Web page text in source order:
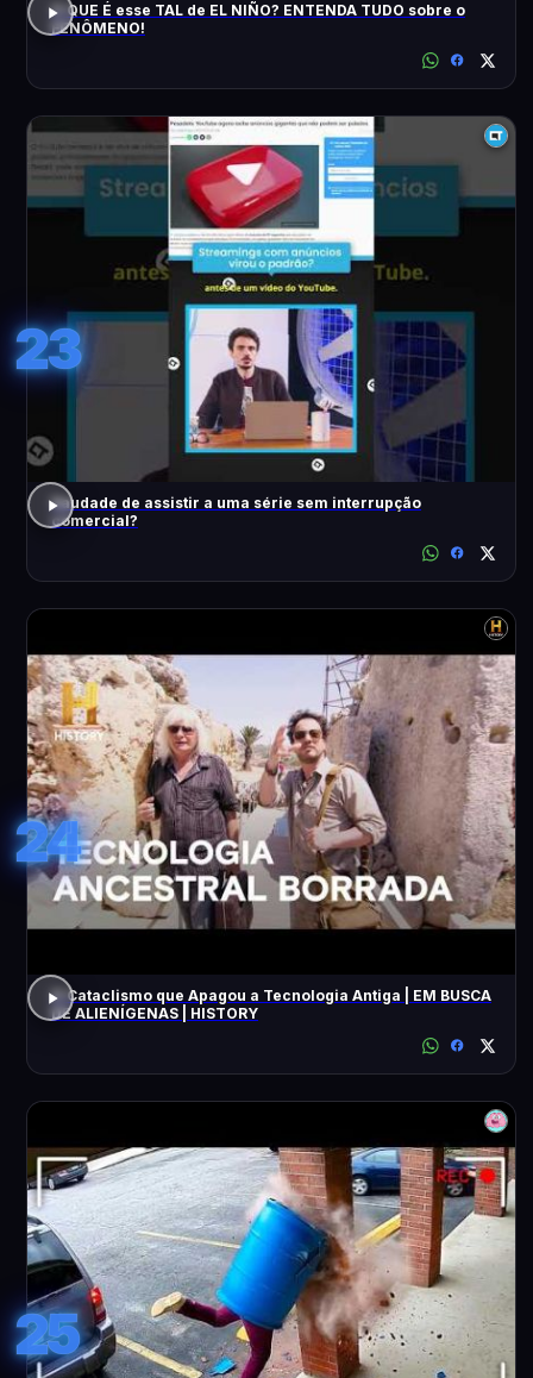
O QUE É esse TAL de EL NIÑO? ENTENDA TUDO sobre o
FENÔMENO!
23
Saudade de assistir a uma série sem interrupção
comercial?
24
O Cataclismo que Apagou a Tecnologia Antiga | EM BUSCA
DE ALIENÍGENAS | HISTORY
25